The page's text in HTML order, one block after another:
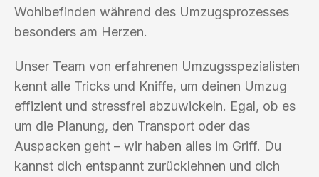
Wohlbefinden während des Umzugsprozesses
besonders am Herzen.
Unser Team von erfahrenen Umzugsspezialisten
kennt alle Tricks und Kniffe, um deinen Umzug
effizient und stressfrei abzuwickeln. Egal, ob es
um die Planung, den Transport oder das
Auspacken geht – wir haben alles im Griff. Du
kannst dich entspannt zurücklehnen und dich